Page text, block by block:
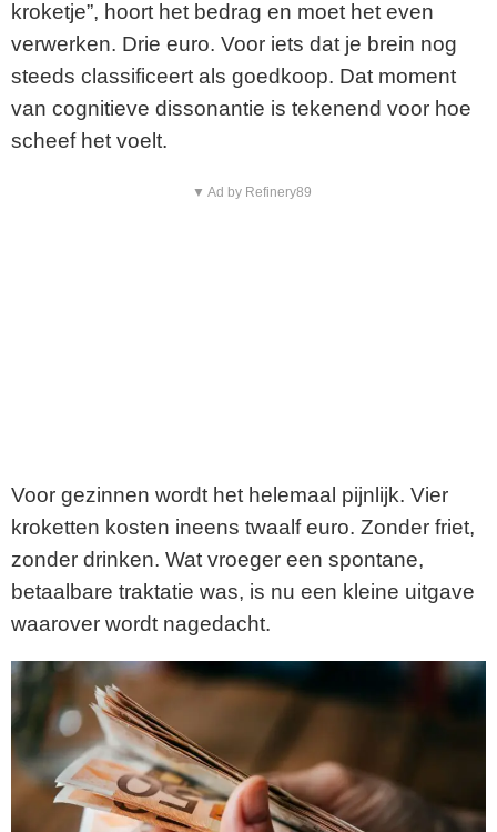
kroketje”, hoort het bedrag en moet het even
verwerken. Drie euro. Voor iets dat je brein nog
steeds classificeert als goedkoop. Dat moment
van cognitieve dissonantie is tekenend voor hoe
scheef het voelt.
▼ Ad by Refinery89
Voor gezinnen wordt het helemaal pijnlijk. Vier
kroketten kosten ineens twaalf euro. Zonder friet,
zonder drinken. Wat vroeger een spontane,
betaalbare traktatie was, is nu een kleine uitgave
waarover wordt nagedacht.